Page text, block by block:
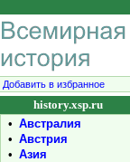
Добавить в избранное
history.xsp.ru
• Австралия
• Австрия
• Азия